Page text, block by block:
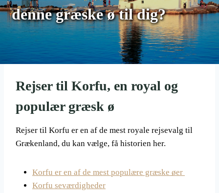
denne græske ø til dig?
Rejser til Korfu, en royal og
populær græsk ø
Rejser til Korfu er en af de mest royale rejsevalg til
Grækenland, du kan vælge, få historien her.
Korfu er en af de mest populære græske øer
Korfu seværdigheder